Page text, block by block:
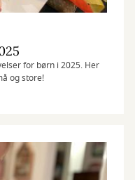
for børn i 2025. Her
og store!